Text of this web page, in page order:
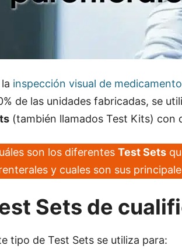
inspección visual de
de las unidades fabricadas, se
(también llamados Test Kits)
son los diferentes Test Sets
y cuales son sus
Sets de
tipo de Test Sets se utiliza para: